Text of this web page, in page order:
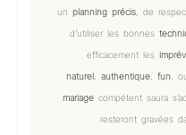
un planning précis, de
d’utiliser les bonnes
efficacement les
naturel, authentique, fun,
mariagecompétent saura
resteront gravées